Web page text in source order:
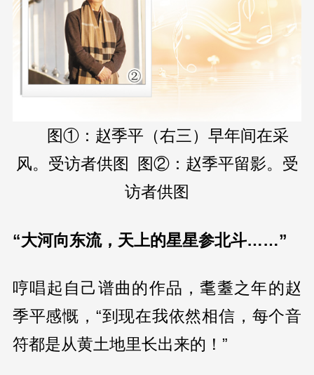
图①：赵季平（右三）早年间在采
风。受访者供图 图②：赵季平留影。受
访者供图
“大河向东流，天上的星星参北斗……”
哼唱起自己谱曲的作品，耄耋之年的赵
季平感慨，“到现在我依然相信，每个音
符都是从黄土地里长出来的！”